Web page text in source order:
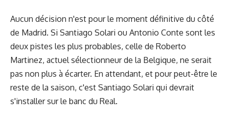
Aucun décision n'est pour le moment définitive du côté
de Madrid. Si Santiago Solari ou Antonio Conte sont les
deux pistes les plus probables, celle de Roberto
Martinez, actuel sélectionneur de la Belgique, ne serait
pas non plus à écarter. En attendant, et pour peut-être le
reste de la saison, c'est Santiago Solari qui devrait
s'installer sur le banc du Real.